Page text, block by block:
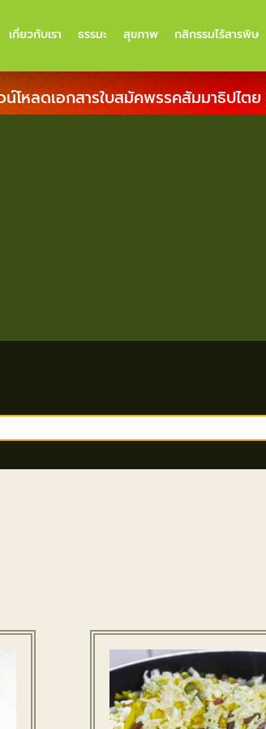
เกี่ยวกับเรา ธรรมะ สุขภาพ กสิกรรมไร้สารพิษ
น์โหลดเอกสารใบสมัคพรรคสัมมาธิปไตย